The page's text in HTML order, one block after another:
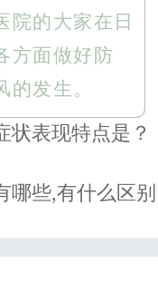
院的大家在日
方面做好防
发生。
状表现特点是？
哪些,有什么区别